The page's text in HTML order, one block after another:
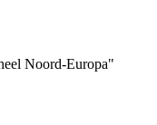
Noord-Europa